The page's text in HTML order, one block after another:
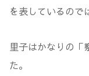
を表しているので
里子はかなりの「
た。